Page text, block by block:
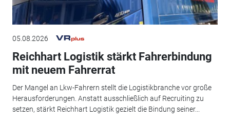
05.08.2026
Reichhart Logistik stärkt Fahrerbindung
mit neuem Fahrerrat
Der Mangel an Lkw-Fahrern stellt die Logistikbranche vor große
Herausforderungen. Anstatt ausschließlich auf Recruiting zu
setzen, stärkt Reichhart Logistik gezielt die Bindung seiner...